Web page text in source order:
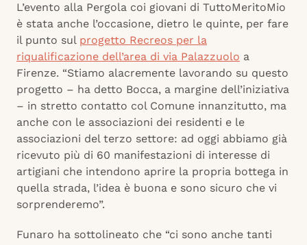
L’evento alla Pergola coi giovani di TuttoMeritoMio
è stata anche l’occasione, dietro le quinte, per fare
il punto sul progetto Recreos per la
riqualificazione dell’area di via Palazzuolo a
Firenze. “Stiamo alacremente lavorando su questo
progetto – ha detto Bocca, a margine dell’iniziativa
– in stretto contatto col Comune innanzitutto, ma
anche con le associazioni dei residenti e le
associazioni del terzo settore: ad oggi abbiamo già
ricevuto più di 60 manifestazioni di interesse di
artigiani che intendono aprire la propria bottega in
quella strada, l’idea è buona e sono sicuro che vi
sorprenderemo”.
Funaro ha sottolineato che “ci sono anche tanti